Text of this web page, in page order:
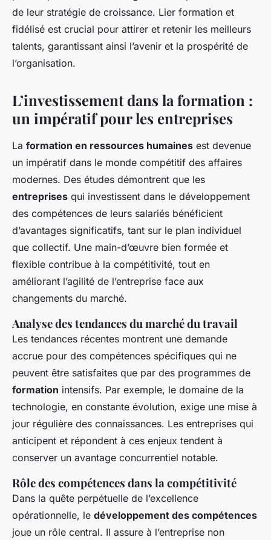
de leur stratégie de croissance. Lier formation et
fidélisé est crucial pour attirer et retenir les meilleurs
talents, garantissant ainsi l’avenir et la prospérité de
l’organisation.
L’investissement dans la formation :
un impératif pour les entreprises
La formation en ressources humaines est devenue
un impératif dans le monde compétitif des affaires
modernes. Des études démontrent que les
entreprises qui investissent dans le développement
des compétences de leurs salariés bénéficient
d’avantages significatifs, tant sur le plan individuel
que collectif. Une main-d’œuvre bien formée et
flexible contribue à la compétitivité, tout en
améliorant l’agilité de l’entreprise face aux
changements du marché.
Analyse des tendances du marché du travail
Les tendances récentes montrent une demande
accrue pour des compétences spécifiques qui ne
peuvent être satisfaites que par des programmes de
formation intensifs. Par exemple, le domaine de la
technologie, en constante évolution, exige une mise à
jour régulière des connaissances. Les entreprises qui
anticipent et répondent à ces enjeux tendent à
conserver un avantage concurrentiel notable.
Rôle des compétences dans la compétitivité
Dans la quête perpétuelle de l’excellence
opérationnelle, le développement des compétences
joue un rôle central. Il assure à l’entreprise non